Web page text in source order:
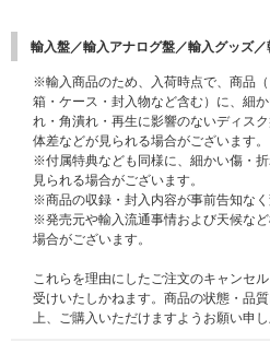
輸入盤／輸入アナログ盤／輸入グッズ
※輸入商品のため、入荷時点で、商品
箱・ケース・封入物など含む）に、細
れ・角潰れ・再生に影響のないディス
体差などが見られる場合がございます。
※付属特典なども同様に、細かい傷・
見られる場合がございます。
※商品の収録・封入内容が事前告知なく
※発売元や輸入流通事情および天候な
場合がございます。
これらを理由にしたご注文のキャンセ
受けいたしかねます。商品の状態・品
上、ご購入いただけますようお願い申し